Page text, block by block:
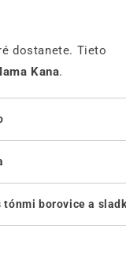
dostanete. Tieto
Kana.
tónmi borovice a